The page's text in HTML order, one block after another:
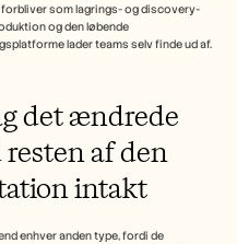
som lagrings- og discovery-
og den løbende
lader teams selv finde ud af.
det ændrede
af den
intakt
enhver anden type, fordi de